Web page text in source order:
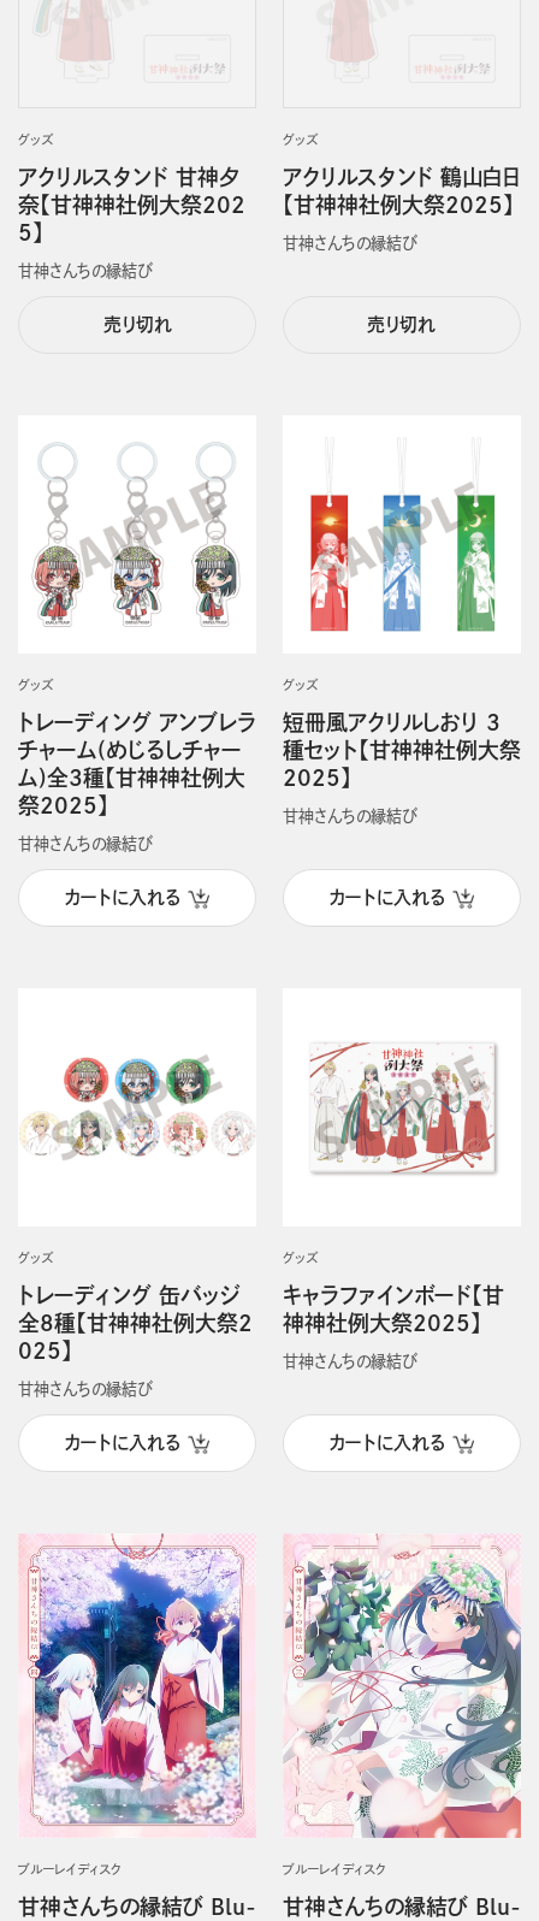
グッズ
アクリルスタンド 甘神夕
奈【甘神神社例大祭202
5】
甘神さんちの縁結び
売り切れ
グッズ
アクリルスタンド 鶴山白日
【甘神神社例大祭2025】
甘神さんちの縁結び
売り切れ
グッズ
トレーディング アンブレラ
チャーム(めじるしチャー
ム)全3種【甘神神社例大
祭2025】
甘神さんちの縁結び
カートに入れる
グッズ
短冊風アクリルしおり 3
種セット【甘神神社例大祭
2025】
甘神さんちの縁結び
カートに入れる
グッズ
トレーディング 缶バッジ
全8種【甘神神社例大祭2
025】
甘神さんちの縁結び
カートに入れる
グッズ
キャラファインボード【甘
神神社例大祭2025】
甘神さんちの縁結び
カートに入れる
ブルーレイディスク
甘神さんちの縁結び Blu-
ブルーレイディスク
甘神さんちの縁結び Blu-